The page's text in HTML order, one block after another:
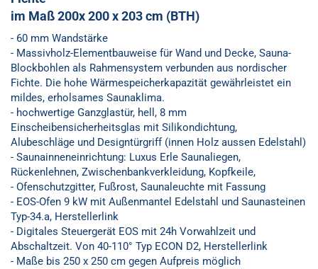
im Maß 200x 200 x 203 cm (BTH)
- 60 mm Wandstärke
- Massivholz-Elementbauweise für Wand und Decke, Sauna-
Blockbohlen als Rahmensystem verbunden aus nordischer
Fichte. Die hohe Wärmespeicherkapazität gewährleistet ein
mildes, erholsames Saunaklima.
- hochwertige Ganzglastür, hell, 8 mm
Einscheibensicherheitsglas mit Silikondichtung,
Alubeschläge und Designtürgriff (innen Holz aussen Edelstahl)
- Saunainneneinrichtung: Luxus Erle Saunaliegen,
Rückenlehnen, Zwischenbankverkleidung, Kopfkeile,
- Ofenschutzgitter, Fußrost, Saunaleuchte mit Fassung
- EOS-Ofen 9 kW mit Außenmantel Edelstahl und Saunasteinen
Typ-34.a, Herstellerlink
- Digitales Steuergerät EOS mit 24h Vorwahlzeit und
Abschaltzeit. Von 40-110° Typ ECON D2, Herstellerlink
- Maße bis 250 x 250 cm gegen Aufpreis möglich